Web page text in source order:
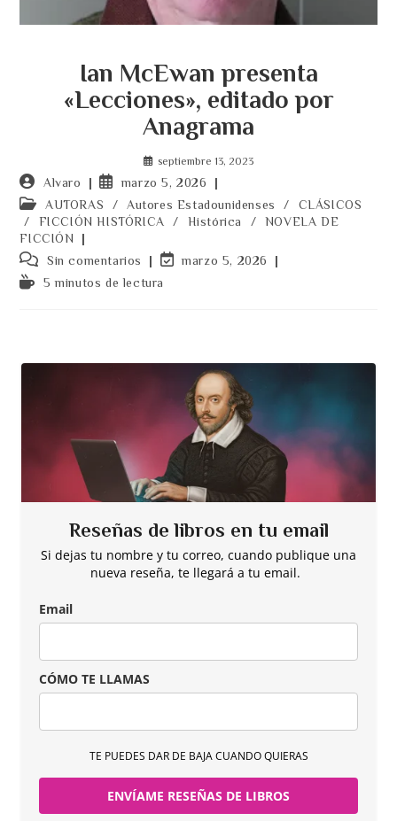
Ian McEwan presenta
«Lecciones», editado por
Anagrama
septiembre 13, 2023
Autor
de
la
entrada:
Alvaro
Publicación
de
la
marzo 5, 2026
Categoría
de
la
entrada:
AUTORAS / Autores Estadounidenses /
CLÁSICOS
/
FICCIÓN HISTÓRICA / Histórica /
NOVELA DE
FICCIÓN
Comentarios
de
la
Sin comentarios
Últimamarzo 5, 2026
Tiempo5 minutos de lectura
Reseñas de libros en tu email
Si dejas tu nombre y tu correo, cuando publique una
nueva reseña, te llegará a tu email.
Email
CÓMO TE LLAMAS
TE PUEDES DAR DE BAJA CUANDO QUIERAS
ENVÍAME RESEÑAS DE LIBROS